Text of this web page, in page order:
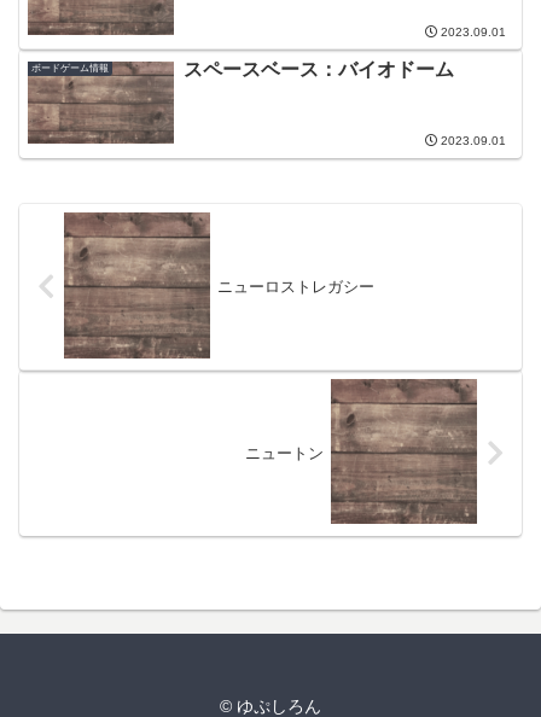
2023.09.01
ボードゲーム情報 スペースベース：バイオドーム
2023.09.01
ニューロストレガシー
ニュートン
© ゆぷしろん